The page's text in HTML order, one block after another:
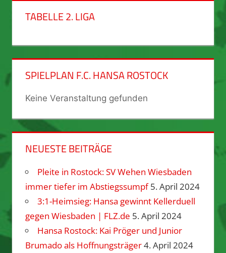
TABELLE 2. LIGA
SPIELPLAN F.C. HANSA ROSTOCK
Keine Veranstaltung gefunden
NEUESTE BEITRÄGE
Pleite in Rostock: SV Wehen Wiesbaden
immer tiefer im Abstiegssumpf 5. April 2024
3:1-Heimsieg: Hansa gewinnt Kellerduell
gegen Wiesbaden | FLZ.de 5. April 2024
Hansa Rostock: Kai Pröger und Junior
Brumado als Hoffnungsträger4. April 2024